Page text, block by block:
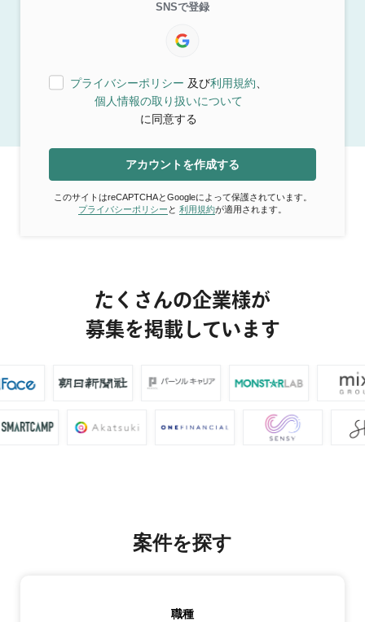
SNSで登録
プライバシーポリシー 及び利用規約
個人情報の取り扱いについて
に同意する
アカウントを作成する
このサイトはreCAPTCHAとGoogleによって保護されています。
プライバシーポリシー と 利用規約が適用されます。
たくさんの企業様が
募集を掲載しています
案件を探す
職種